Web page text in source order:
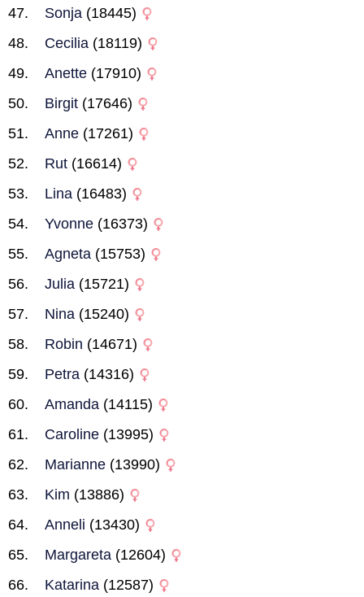
Sonja (18445)
Cecilia (18119)
Anette (17910)
Birgit (17646)
Anne (17261)
Rut (16614)
Lina (16483)
Yvonne (16373)
Agneta (15753)
Julia (15721)
Nina (15240)
Robin (14671)
Petra (14316)
Amanda (14115)
Caroline (13995)
Marianne (13990)
Kim (13886)
Anneli (13430)
Margareta (12604)
Katarina (12587)